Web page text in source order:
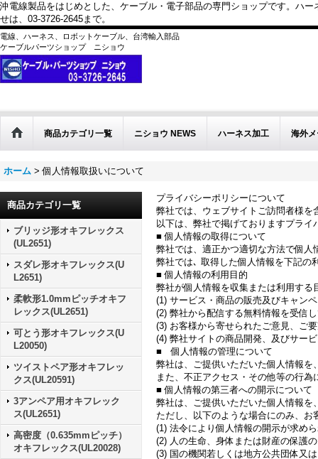
沖電線製品をはじめとした、ケーブル・電子部品の専門ショップです。ハ
せは、03-3726-2645まで。
電線、ハーネス、ロボットケーブル、台湾輸入部品
ケーブルパーツショップ ニショウ
商品カテゴリ一覧 ニショウ NEWS ハーネス加工 海外
ホーム > 個人情報取扱いについて
商品カテゴリ一覧
ブリッジ形オキフレックス
(UL2651)
スダレ形オキフレックス(U
L2651)
柔軟形1.0mmピッチオキフ
レックス(UL2651)
可とう形オキフレックス(U
L20050)
ツイストペア形オキフレッ
クス(UL20591)
3アンペア用オキフレック
ス(UL2651)
高密度（0.635mmピッチ）
オキフレックス(UL20028)
プライバシーポリシーについて
弊社では、ウェブサイトご訪問者様
以下は、弊社で掲げておりますプラ
■ 個人情報の取得について
弊社では、適正かつ適切な方法で個
弊社では､ 取得した個人情報を下記の
■ 個人情報の利用目的
弊社が個人情報を収集または利用する
(1) サービス・商品の販売及びキャン
(2) 弊社から配信する無料情報を受信
(3) お客様から寄せられたご意見、ご
(4) 弊社サイトの商品開発、及びサー
■ 個人情報の管理について
弊社は、ご提供いただいた個人情報
また、不正アクセス・その他等の行
■ 個人情報の第三者への開示について
弊社は、ご提供いただいた個人情報
ただし、以下のような場合にのみ、
(1) 法令により個人情報の開示が求め
(2) 人の生命、身体または財産の保護
(3) 国の機関若しくは地方公共団体又